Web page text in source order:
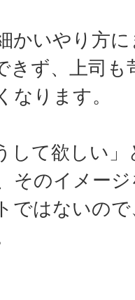
かいやり方
きず、上司
なります。
して欲しい
そのイメー
ではないの